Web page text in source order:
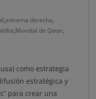
,extrema derecha,
,Mundial de Qatar,
como estrategia
estratégica y
para crear una